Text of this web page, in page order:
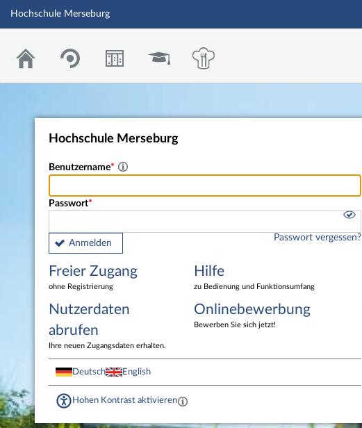
Hochschule Merseburg
Hochschule Merseburg
Benutzername
Passwort
Anmelden
Passwort vergessen?
Freier Zugang
ohne Registrierung
Hilfe
zu Bedienung und Funktionsumfang
Nutzerdaten
abrufen
Ihre neuen Zugangsdaten erhalten.
Onlinebewerbung
Bewerben Sie sich jetzt!
Deutsch English
Hohen Kontrast aktivieren